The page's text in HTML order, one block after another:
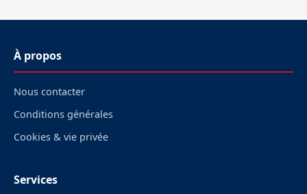
À propos
Nous contacter
Conditions générales
Cookies & vie privée
Services